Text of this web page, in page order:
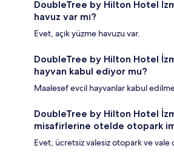
DoubleTree by Hilton Hotel
havuz var mı?
Evet, açık yüzme havuzu var.
DoubleTree by Hilton Hotel
hayvan kabul ediyor mu?
Maalesef evcil hayvanlar kabul
DoubleTree by Hilton Hotel
misafirlerine otelde otopark
Evet, ücretsiz valesiz otopark ve vale